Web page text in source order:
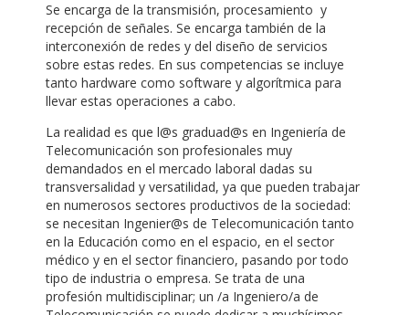
Se encarga de la transmisión, procesamiento y
recepción de señales. Se encarga también de la
interconexión de redes y del diseño de servicios
sobre estas redes. En sus competencias se incluye
tanto hardware como software y algorítmica para
llevar estas operaciones a cabo.
La realidad es que l@s graduad@s en Ingeniería de
Telecomunicación son profesionales muy
demandados en el mercado laboral dadas su
transversalidad y versatilidad, ya que pueden trabajar
en numerosos sectores productivos de la sociedad:
se necesitan Ingenier@s de Telecomunicación tanto
en la Educación como en el espacio, en el sector
médico y en el sector financiero, pasando por todo
tipo de industria o empresa. Se trata de una
profesión multidisciplinar; un /a Ingeniero/a de